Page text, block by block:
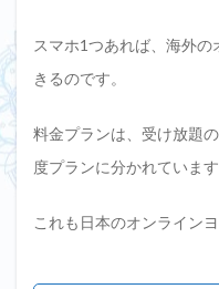
スマホ1つあれば、海外
きるのです。
料金プランは、受け放題
度プランに分かれています
これも日本のオンライン